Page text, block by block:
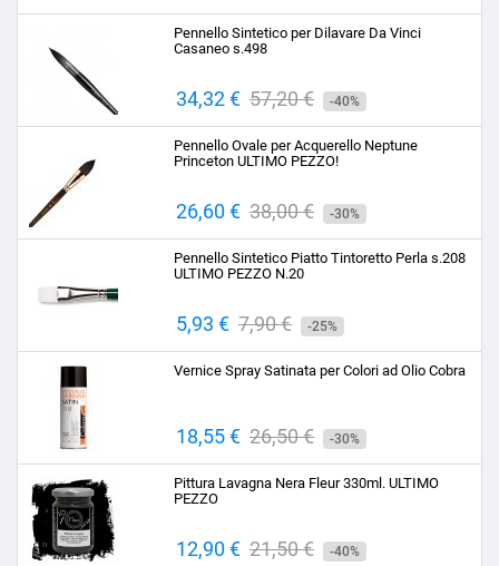
base
Pennello Sintetico per Dilavare Da Vinci
Casaneo s.498
Prezzo
34,32 € Prezzo
base
57,20 € -40%
Pennello Ovale per Acquerello Neptune
Princeton ULTIMO PEZZO!
Prezzo
26,60 € Prezzo
base
38,00 € -30%
Pennello Sintetico Piatto Tintoretto Perla s.208
ULTIMO PEZZO N.20
Prezzo
5,93 € Prezzo
base
7,90 € -25%
Vernice Spray Satinata per Colori ad Olio Cobra
Prezzo
18,55 € Prezzo
base
26,50 € -30%
Pittura Lavagna Nera Fleur 330ml. ULTIMO
PEZZO
Prezzo
12,90 € Prezzo
21,50 € -40%